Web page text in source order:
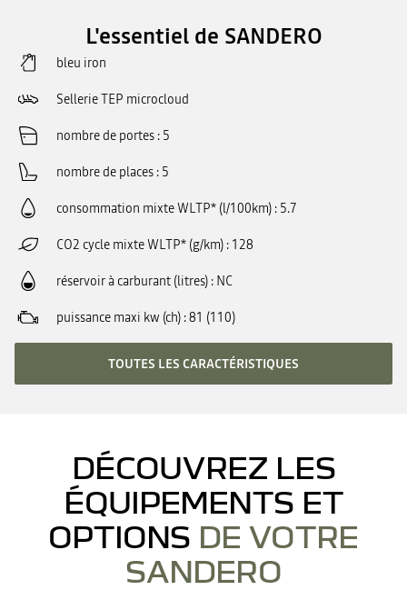
L'essentiel de SANDERO
bleu iron
Sellerie TEP microcloud
nombre de portes 5
nombre de places 5
consommation mixte WLTP* (l/100km) 5.7
CO2 cycle mixte WLTP* (g/km) 128
réservoir à carburant (litres) NC
puissance maxi kw (ch) 81 (110)
TOUTES LES CARACTÉRISTIQUES
DÉCOUVREZ LES
ÉQUIPEMENTS ET
OPTIONS DE VOTRE
SANDERO